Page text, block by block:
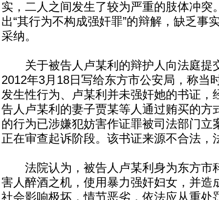
实，二人之间发生了较为严重的肢体冲突
出“其行为不构成强奸罪”的辩解，缺乏事
采纳。
关于被告人卢某利的辩护人向法庭提
2012年3月18日写给东方市公安局，称当
发生性行为、卢某利并未强奸她的书证，
告人卢某利的妻子贾某等人通过贿买的方
的行为已涉嫌犯妨害作证罪被司法部门立
正在审查起诉阶段。该书证来源不合法，
法院认为，被告人卢某利身为东方市
害人醉酒之机，使用暴力强奸妇女，并造
社会影响极坏，情节恶劣，依法应从重处